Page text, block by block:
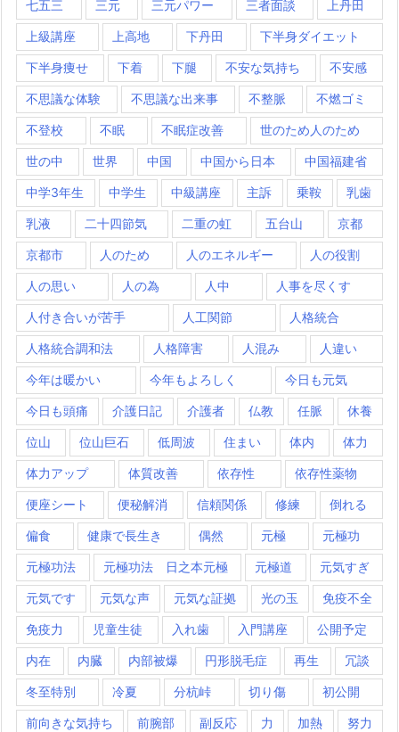
七五三 三元 三元パワー 三者面談 上丹田
上級講座 上高地 下丹田 下半身ダイエット
下半身痩せ 下着 下腿 不安な気持ち 不安感
不思議な体験 不思議な出来事 不整脈 不燃ゴミ
不登校 不眠 不眠症改善 世のため人のため
世の中 世界 中国 中国から日本 中国福建省
中学3年生 中学生 中級講座 主訴 乗鞍 乳歯
乳液 二十四節気 二重の虹 五台山 京都
京都市 人のため 人のエネルギー 人の役割
人の思い 人の為 人中 人事を尽くす
人付き合いが苦手 人工関節 人格統合
人格統合調和法 人格障害 人混み 人違い
今年は暖かい 今年もよろしく 今日も元気
今日も頭痛 介護日記 介護者 仏教 任脈 休養
位山 位山巨石 低周波 住まい 体内 体力
体力アップ 体質改善 依存性 依存性薬物
便座シート 便秘解消 信頼関係 修練 倒れる
偏食 健康で長生き 偶然 元極 元極功
元極功法 元極功法 日之本元極 元極道 元気すぎ
元気です 元気な声 元気な証拠 光の玉 免疫不全
免疫力 児童生徒 入れ歯 入門講座 公開予定
内在 内臓 内部被爆 円形脱毛症 再生 冗談
冬至特別 冷夏 分杭峠 切り傷 初公開
前向きな気持ち 前腕部 副反応 力 加熱 努力